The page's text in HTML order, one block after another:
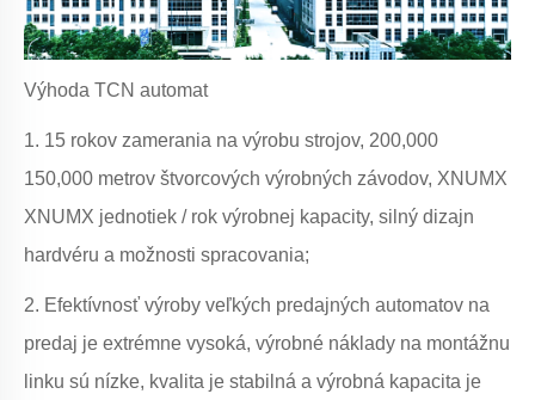
Výhoda TCN automat
1. 15 rokov zamerania na výrobu strojov, 200,000
150,000 metrov štvorcových výrobných závodov, XNUMX
XNUMX jednotiek / rok výrobnej kapacity, silný dizajn
hardvéru a možnosti spracovania;
2. Efektívnosť výroby veľkých predajných automatov na
predaj je extrémne vysoká, výrobné náklady na montážnu
linku sú nízke, kvalita je stabilná a výrobná kapacita je